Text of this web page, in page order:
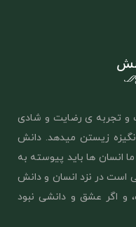
تجربه ی رضایت و شادی
زیستن میدهد. دانش
ها باید پیوسته به
در نزد انسان و دانش
اگر عشق و دانشی نبود